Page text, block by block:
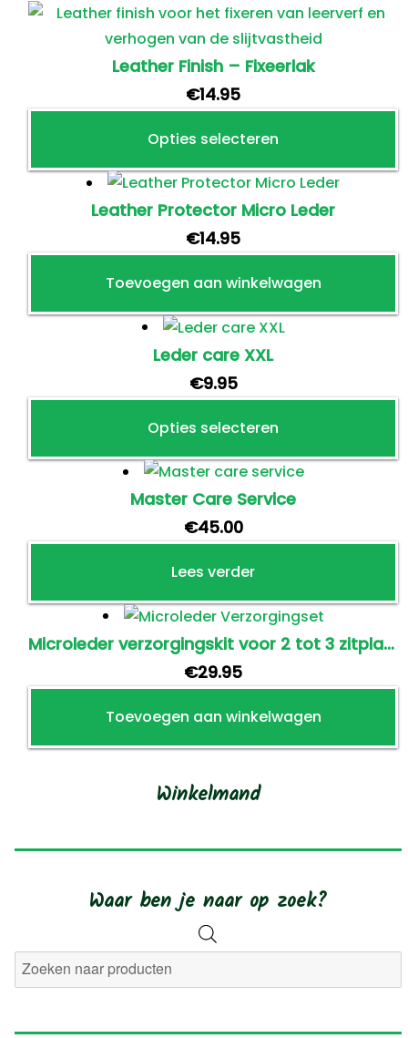
worden
op
de
productpagina
product
heeft
meerdere
variaties.
Deze
optie
kan
gekozen
worden
op
productpagina
Leather Finish – Fixeerlak
€14.95
Opties selecteren
Dit
product
heeft
meerdere
variaties.
Deze
optie
kan
gekozen
op
de
productpagina
Leather Protector Micro Leder
€14.95
Toevoegen aan winkelwagen
Leder care XXL
€9.95
Opties selecteren
Dit
product
heeft
meerdere
variaties.
Deze
optie
kan
gekozen
op
de
Master Care Service
€45.00
Lees verder
Microleder verzorgingskit voor 2 tot 3 zitplaatsen
€29.95
Toevoegen aan winkelwagen
Winkelmand
Waar ben je naar op zoek?
Producten